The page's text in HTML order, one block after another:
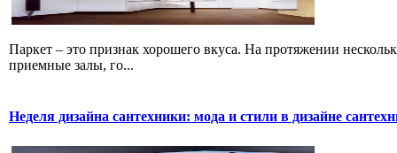
Паркет – это признак хорошего вкуса. На протяжении
приемные залы, го...
Неделя дизайна сантехники: мода и стили в дизайне